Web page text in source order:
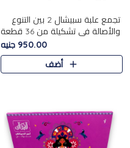
تجمع علبة سبيشال 2 بين التنوع
والأصالة في تشكيلة من 36 قطعة
تضم أشهر حلويات المولد الشرقية.
تحتوي العلبة على الجزرية بالفول،
والجزرية بالبن..
950.00 جنيه
أضف